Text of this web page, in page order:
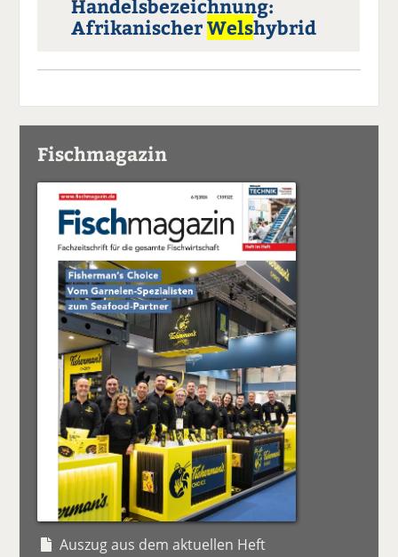
Handelsbezeichnung:
AfrikanischerWelshybrid
Fischmagazin
Auszug aus dem aktuellen Heft